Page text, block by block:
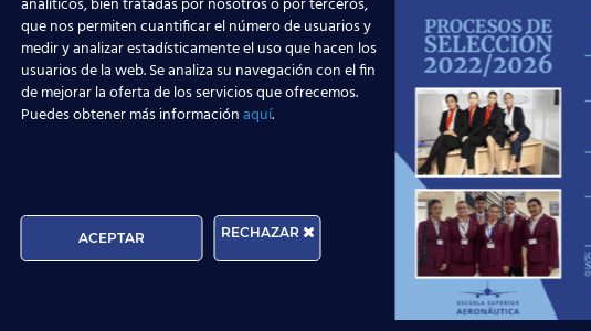
S.L. le informa que tratará los datos personales que facilite con
que nos permiten cuantificar el número de usuarios y
medir y analizar estadísticamente el uso que hacen los
usuarios de la web. Se analiza su navegación con el fin
de mejorar la oferta de los servicios que ofrecemos.
Puedes obtener más informaciónaquí.
ACEPTAR RECHAZAR